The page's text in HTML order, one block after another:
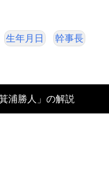
生年月日 幹事長
浦勝人」の解説